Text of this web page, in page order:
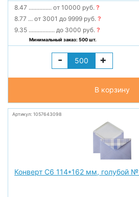
8.47 ............... от 10000 руб.?
8.77 ... от 3001 до 9999 руб.?
9.35 ................. до 3000 руб.?
Минимальный заказ: 500 шт.
- +
В корзину
Артикул: 1057643098
Конверт С6 114*162 мм, голубой